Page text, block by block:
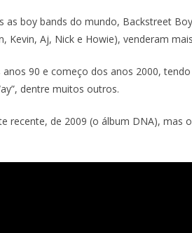
as boy bands do mundo, Backstreet
Kevin, Aj, Nick e Howie), venderam
90 e começo dos anos 2000,
dentre muitos outros.
recente, de 2009 (o álbum DNA), mas o